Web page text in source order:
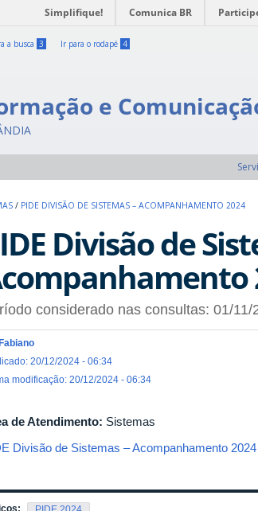
Simplifique! Comunica BR
a busca 3 Ir para o rodapé 4
e
/ PIDE DIVISÃO DE SISTEMAS – ACOMPANHAMENTO 2024
Divisão de
considerado nas consultas: 01/
20/12/2024 - 06:34
modificação: 20/12/2024 - 06:34
de Atendimento: Sistemas
Divisão de Sistemas – Acompanhamento 2024